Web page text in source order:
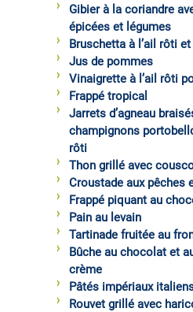
Gibier à la coriandre
épicées et légumes
Bruschetta à l’ail rôti
Jus de pommes
Vinaigrette à l’ail rôti
Frappé tropical
Jarrets d’agneau
champignons
rôti
Thon grillé avec
Croustade aux pêches
Frappé piquant au
Pain au levain
Tartinade fruitée au
Bûche au chocolat et
crème
Pâtés impériaux
Rouvet grillé avec